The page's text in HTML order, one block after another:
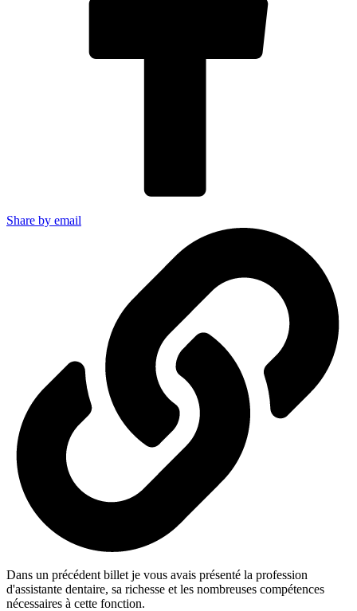
Share by email
Dans un précédent billet je vous avais présenté la profession
d'assistante dentaire, sa richesse et les nombreuses compétences
nécessaires à cette fonction.